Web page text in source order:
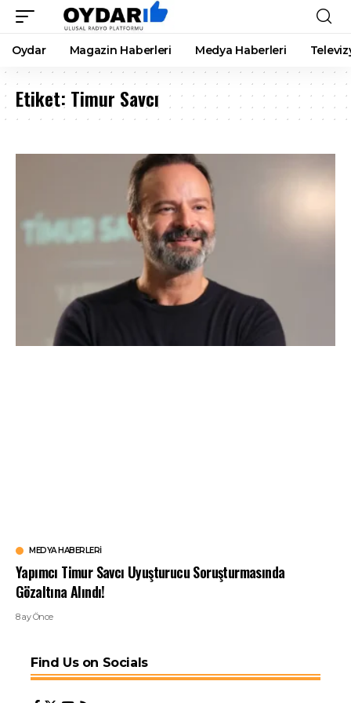
Oydar Magazin Haberleri Medya Haberleri
Etiket: Timur Savcı
MEDYA HABERLERI
Yapımcı Timur Savcı Uyuşturucu Soruşturmasında
Gözaltına Alındı!
8 ay Önce
Find Us on Socials